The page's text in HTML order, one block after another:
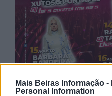
Mais Beiras Informação -
Personal Information